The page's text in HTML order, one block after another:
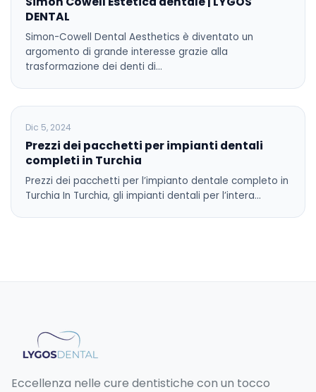
DENTAL
Simon-Cowell Dental Aesthetics è diventato un
argomento di grande interesse grazie alla
trasformazione dei denti di…
BLOG
Dic 5, 2024
Prezzi dei pacchetti per impianti dentali
completi in Turchia
Prezzi dei pacchetti per l’impianto dentale completo in
Turchia In Turchia, gli impianti dentali per l’intera…
Eccellenza nelle cure dentistiche con un tocco